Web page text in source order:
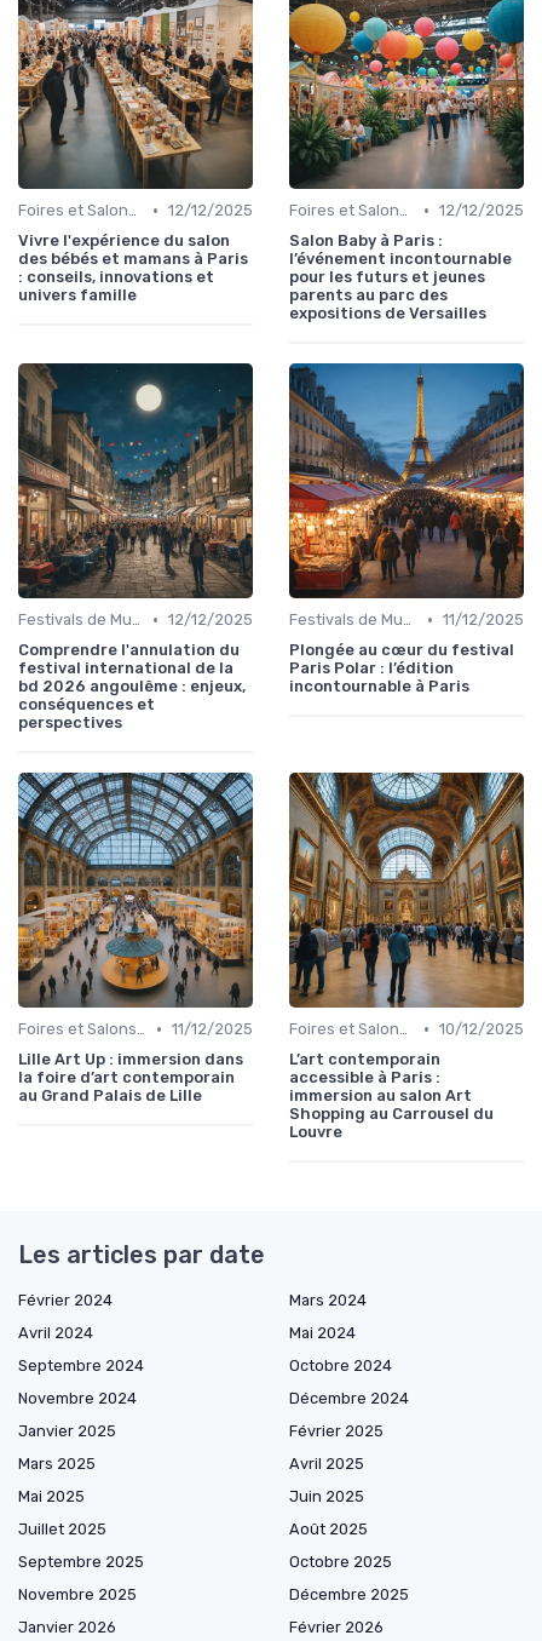
Foires et Salons Grand Public • 12/12/2025
Vivre l'expérience du salon
des bébés et mamans à Paris
: conseils, innovations et
univers famille
Foires et Salons Grand Public • 12/12/2025
Salon Baby à Paris :
l’événement incontournable
pour les futurs et jeunes
parents au parc des
expositions de Versailles
Festivals de Musique et Culturels • 12/12/2025
Comprendre l'annulation du
festival international de la
bd 2026 angoulême : enjeux,
conséquences et
perspectives
Festivals de Musique et Culturels • 11/12/2025
Plongée au cœur du festival
Paris Polar : l’édition
incontournable à Paris
Foires et Salons Grand Public • 11/12/2025
Lille Art Up : immersion dans
la foire d’art contemporain
au Grand Palais de Lille
Foires et Salons Grand Public • 10/12/2025
L’art contemporain
accessible à Paris :
immersion au salon Art
Shopping au Carrousel du
Louvre
Les articles par date
Février 2024
Mars 2024
Avril 2024
Mai 2024
Septembre 2024
Octobre 2024
Novembre 2024
Décembre 2024
Janvier 2025
Février 2025
Mars 2025
Avril 2025
Mai 2025
Juin 2025
Juillet 2025
Août 2025
Septembre 2025
Octobre 2025
Novembre 2025
Décembre 2025
Janvier 2026
Février 2026